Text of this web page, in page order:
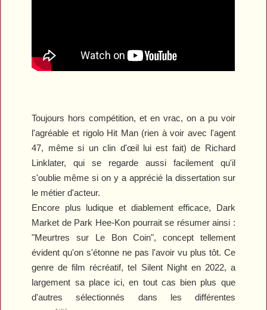
Toujours hors compétition, et en vrac, on a pu voir
l'agréable et rigolo Hit Man(rien à voir avec l'agent
47, même si un clin d'œil lui est fait) de Richard
Linklater, qui se regarde aussi facilement qu'il
s'oublie même si on y a apprécié la dissertation sur
le métier d'acteur.
Encore plus ludique et diablement efficace, Dark
Market de Park Hee-Kon pourrait se résumer ainsi :
"Meurtres sur Le Bon Coin", concept tellement
évident qu'on s'étonne ne pas l'avoir vu plus tôt. Ce
genre de film récréatif, tel Silent Nighten 2022, a
largement sa place ici, en tout cas bien plus que
d'autres sélectionnés dans les différentes